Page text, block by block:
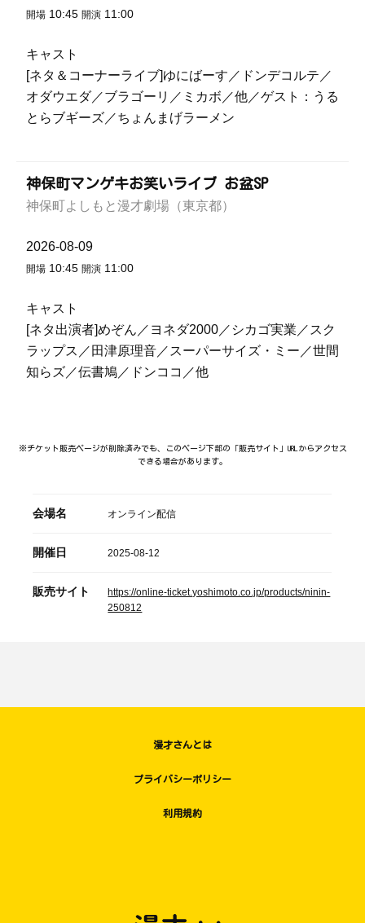
開場 10:45 開演 11:00
キャスト
[ネタ＆コーナーライブ]ゆにばーす／ドンデコルテ／
オダウエダ／ブラゴーリ／ミカボ／他／ゲスト：うる
とらブギーズ／ちょんまげラーメン
神保町マンゲキお笑いライブ お盆SP
神保町よしもと漫才劇場（東京都）
2026-08-09
開場 10:45 開演 11:00
キャスト
[ネタ出演者]めぞん／ヨネダ2000／シカゴ実業／スク
ラップス／田津原理音／スーパーサイズ・ミー／世間
知らズ／伝書鳩／ドンココ／他
※チケット販売ページが削除済みでも、このページ下部の「販売サイト」URLからアクセス
できる場合があります。
会場名 オンライン配信
開催日 2025-08-12
販売サイト
https://online-ticket.yoshimoto.co.jp/products/ninin-
250812
漫才さんとは
プライバシーポリシー
利用規約